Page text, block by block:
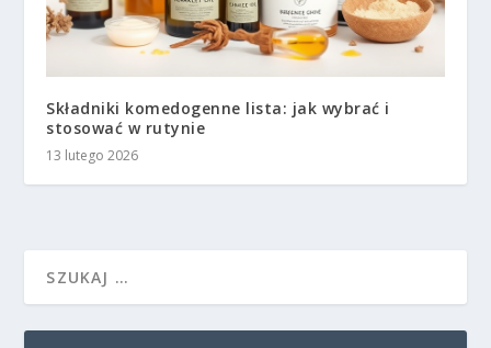
Składniki komedogenne lista: jak wybrać i
stosować w rutynie
13 lutego 2026